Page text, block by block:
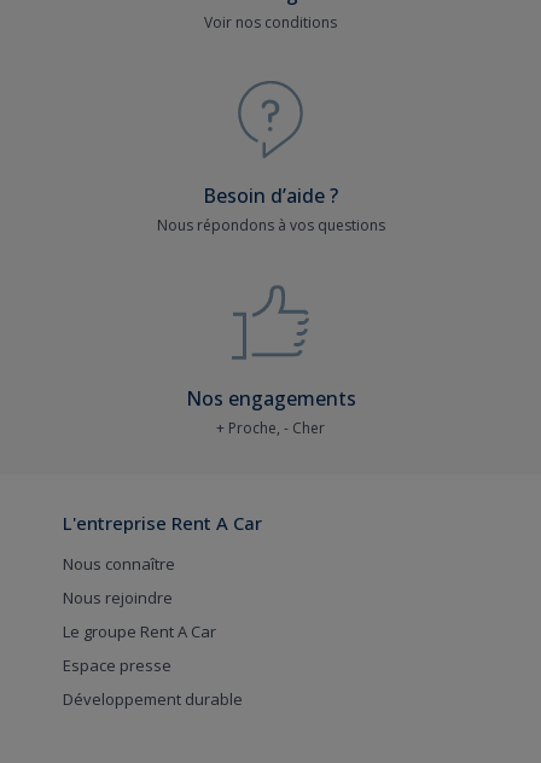
Voir nos conditions
Besoin d’aide ?
Nous répondons à vos questions
Nos engagements
+ Proche, - Cher
L'entreprise Rent A Car
Nous connaître
Nous rejoindre
Le groupe Rent A Car
Espace presse
Développement durable